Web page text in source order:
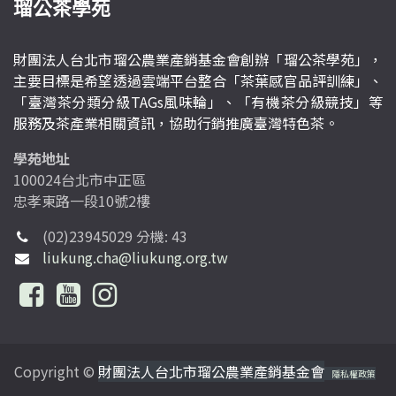
瑠公茶學苑
財團法人台北市瑠公農業產銷基金會創辦「瑠公茶學苑」，
主要目標是希望透過雲端平台整合「茶葉感官品評訓練」、
「臺灣茶分類分級TAGs風味輪」、「有機茶分級競技」等
服務及茶產業相關資訊，協助行銷推廣臺灣特色茶。
學苑地址
100024台北市中正區
忠孝東路一段10號2樓
(02)23945029 分機: 43
liukung.cha@liukung.org.tw
Copyright © 財團法人台北市瑠公農業產銷基金會 隱私權政策